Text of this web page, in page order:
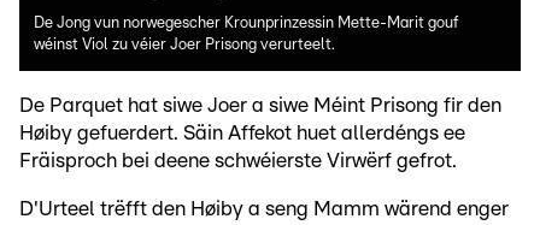
De Jong vun norwegescher Krounprinzessin Mette-Marit gouf
wéinst Viol zu véier Joer Prisong verurteelt.
De Parquet hat siwe Joer a siwe Méint Prisong fir den
Høiby gefuerdert. Säin Affekot huet allerdéngs ee
Fräisproch bei deene schwéierste Virwërf gefrot.
D'Urteel trëfft den Høiby a seng Mamm wärend enger